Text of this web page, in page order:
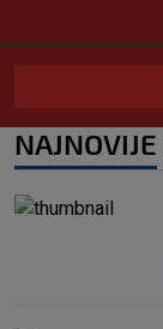
NAJNOVIJE